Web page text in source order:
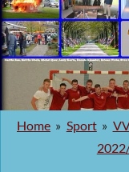
hoofdinhoud
Home » Sport »